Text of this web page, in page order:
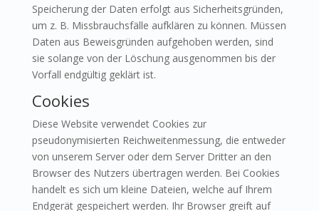
Speicherung der Daten erfolgt aus Sicherheitsgründen,
um z. B. Missbrauchsfälle aufklären zu können. Müssen
Daten aus Beweisgründen aufgehoben werden, sind
sie solange von der Löschung ausgenommen bis der
Vorfall endgültig geklärt ist.
Cookies
Diese Website verwendet Cookies zur
pseudonymisierten Reichweitenmessung, die entweder
von unserem Server oder dem Server Dritter an den
Browser des Nutzers übertragen werden. Bei Cookies
handelt es sich um kleine Dateien, welche auf Ihrem
Endgerät gespeichert werden. Ihr Browser greift auf